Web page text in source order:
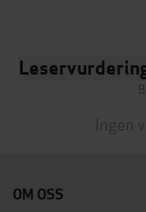
Ingen
OM OSS